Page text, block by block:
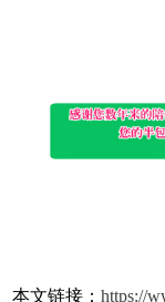
本文链接：https://